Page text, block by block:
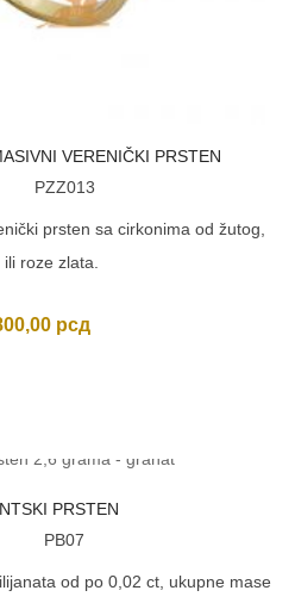
VERENIČKI PRSTEN
PZZ013
prsten sa cirkonima od žutog,
roze zlata.
рсд
PRSTEN
PB07
od po 0,02 ct, ukupne mase